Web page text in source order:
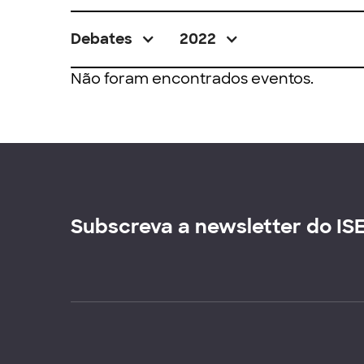
Debates 2022
Não foram encontrados eventos.
Subscreva a newsletter do